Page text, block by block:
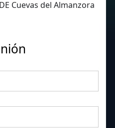
Cuevas del Almanzora